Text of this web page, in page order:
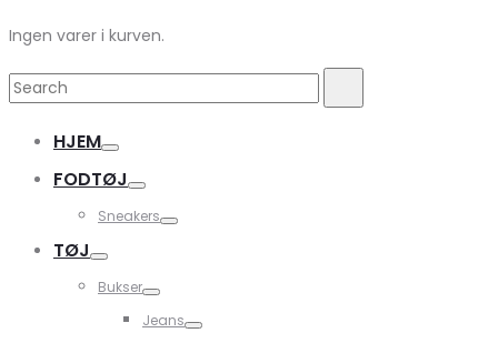
Ingen varer i kurven.
Search
HJEM
FODTØJ
Sneakers
TØJ
Bukser
Jeans